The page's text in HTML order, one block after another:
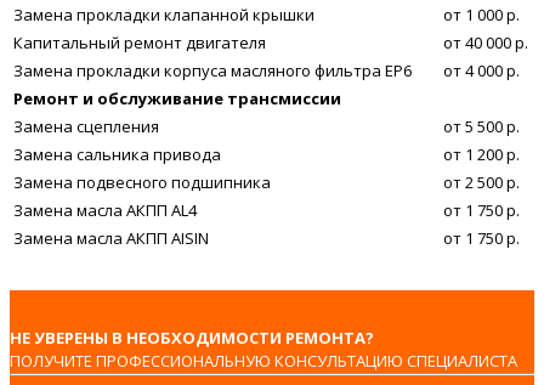
Замена прокладки клапанной крышки
от 1 000 р.
Капитальный ремонт двигателя
от 40 000 р.
Замена прокладки корпуса масляного фильтра ЕР6
от 4 000 р.
Ремонт и обслуживание трансмиссии
Замена сцепления
от 5 500 р.
Замена сальника привода
от 1 200 р.
Замена подвесного подшипника
от 2 500 р.
Замена масла АКПП AL4
от 1 750 р.
Замена масла АКПП AISIN
от 1 750 р.
НЕ УВЕРЕНЫ В НЕОБХОДИМОСТИ РЕМОНТА?
ПОЛУЧИТЕ ПРОФЕССИОНАЛЬНУЮ КОНСУЛЬТАЦИЮ СПЕЦИАЛИСТА